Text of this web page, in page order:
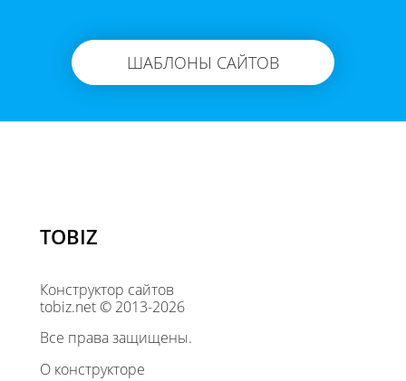
ШАБЛОНЫ САЙТОВ
TOBIZ
Конструктор сайтов
tobiz.net © 2013-2026
Все права защищены.
О конструкторе